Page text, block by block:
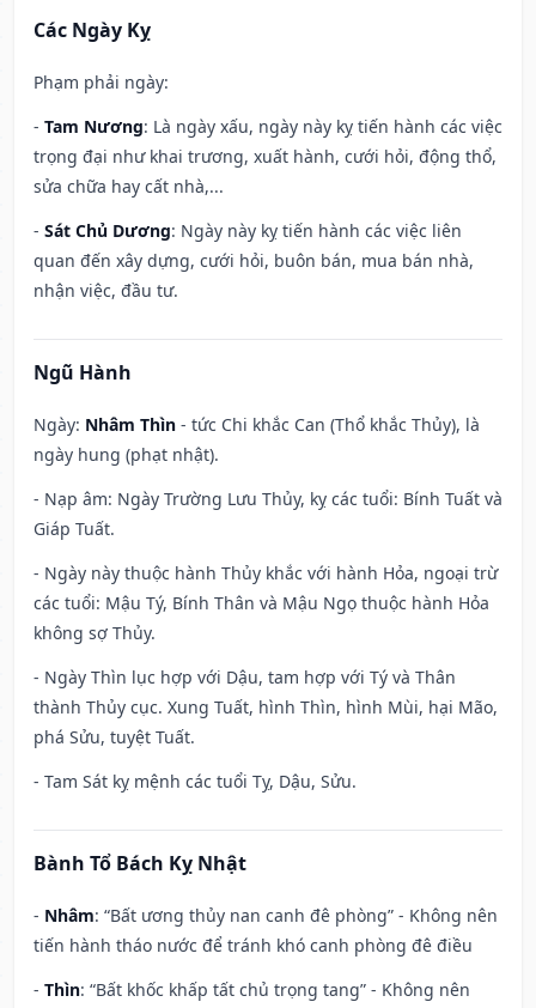
Các Ngày Kỵ
Phạm phải ngày:
- Tam Nương: Là ngày xấu, ngày này kỵ tiến hành các việc
trọng đại như khai trương, xuất hành, cưới hỏi, động thổ,
sửa chữa hay cất nhà,...
- Sát Chủ Dương: Ngày này kỵ tiến hành các việc liên
quan đến xây dựng, cưới hỏi, buôn bán, mua bán nhà,
nhận việc, đầu tư.
Ngũ Hành
Ngày: Nhâm Thìn - tức Chi khắc Can (Thổ khắc Thủy), là
ngày hung (phạt nhật).
- Nạp âm: Ngày Trường Lưu Thủy, kỵ các tuổi: Bính Tuất và
Giáp Tuất.
- Ngày này thuộc hành Thủy khắc với hành Hỏa, ngoại trừ
các tuổi: Mậu Tý, Bính Thân và Mậu Ngọ thuộc hành Hỏa
không sợ Thủy.
- Ngày Thìn lục hợp với Dậu, tam hợp với Tý và Thân
thành Thủy cục. Xung Tuất, hình Thìn, hình Mùi, hại Mão,
phá Sửu, tuyệt Tuất.
- Tam Sát kỵ mệnh các tuổi Tỵ, Dậu, Sửu.
Bành Tổ Bách Kỵ Nhật
- Nhâm: “Bất ương thủy nan canh đê phòng” - Không nên
tiến hành tháo nước để tránh khó canh phòng đê điều
- Thìn: “Bất khốc khấp tất chủ trọng tang” - Không nên